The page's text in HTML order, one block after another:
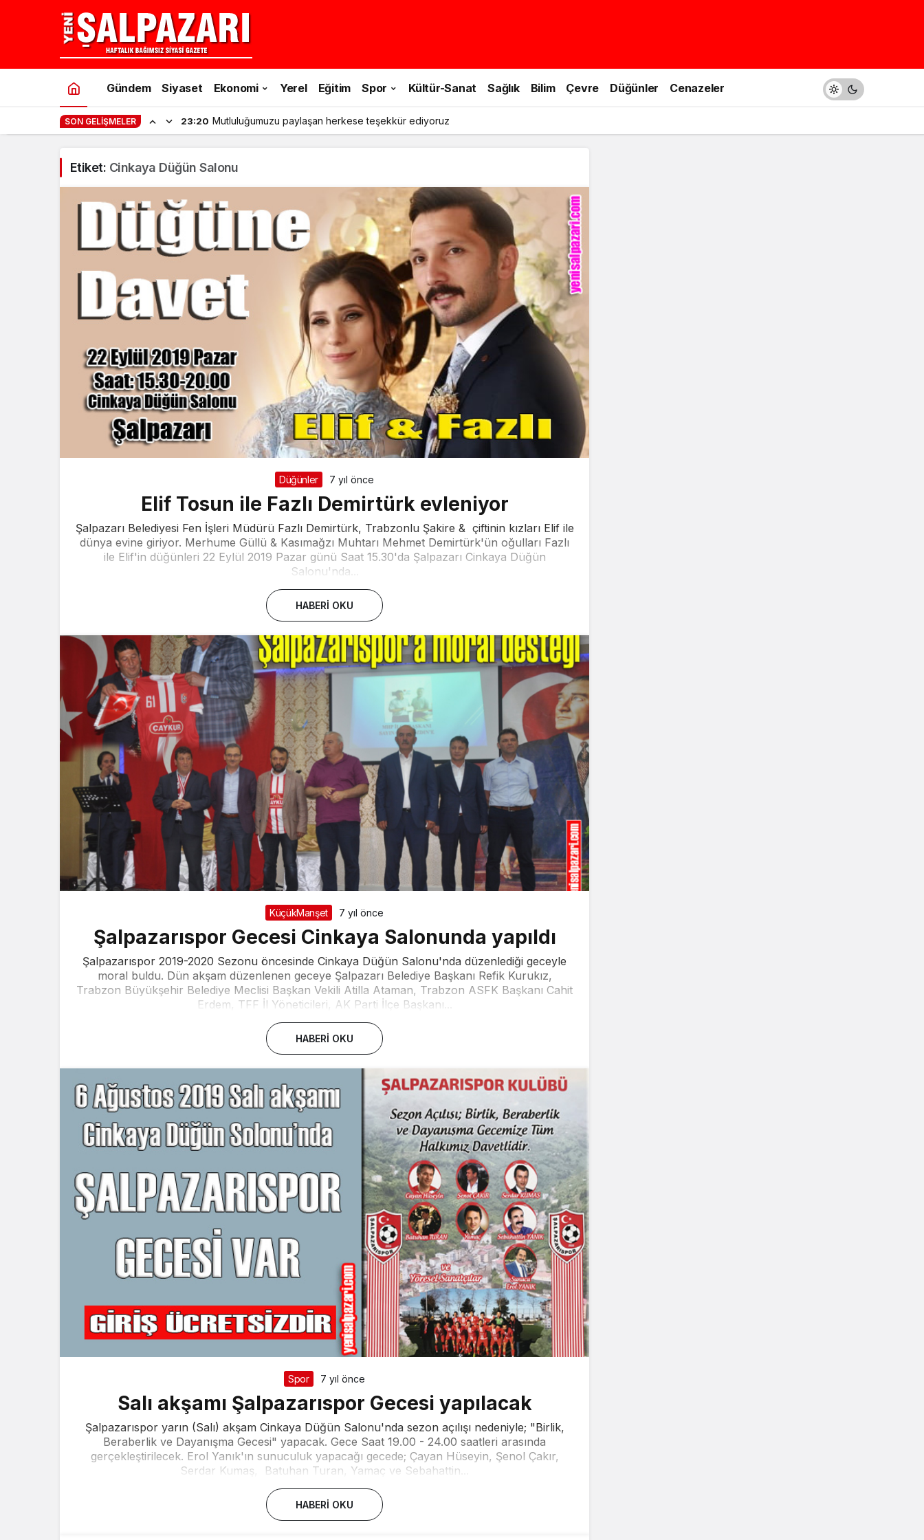
Gündem Siyaset Ekonomi Yerel Eğitim Spor Kültür-Sanat Sağlık Bilim Çevre Düğünler Cenazeler
SON GELIŞMELER 23:20 Mutluluğumuzu paylaşan herkese teşekkür ediyoruz
Etiket: Cinkaya Düğün Salonu
Düğünler 7 yıl önce
Elif Tosun ile Fazlı Demirtürk evleniyor
Şalpazarı Belediyesi Fen İşleri Müdürü Fazlı Demirtürk, Trabzonlu Şakire & çiftinin kızları Elif ile
dünya evine giriyor. Merhume Güllü & Kasımağzı Muhtarı Mehmet Demirtürk'ün oğulları Fazlı
ile Elif'in düğünleri 22 Eylül 2019 Pazar günü Saat 15.30'da Şalpazarı Cinkaya Düğün
Salonu'nda...
HABERI OKU
KüçükManşet 7 yıl önce
Şalpazarıspor Gecesi Cinkaya Salonunda yapıldı
Şalpazarıspor 2019-2020 Sezonu öncesinde Cinkaya Düğün Salonu'nda düzenlediği geceyle
moral buldu. Dün akşam düzenlenen geceye Şalpazarı Belediye Başkanı Refik Kurukız,
Trabzon Büyükşehir Belediye Meclisi Başkan Vekili Atilla Ataman, Trabzon ASFK Başkanı Cahit
Erdem, TFF İl Yöneticileri, AK Parti İlçe Başkanı...
HABERI OKU
Spor 7 yıl önce
Salı akşamı Şalpazarıspor Gecesi yapılacak
Şalpazarıspor yarın (Salı) akşam Cinkaya Düğün Salonu'nda sezon açılışı nedeniyle; "Birlik,
Beraberlik ve Dayanışma Gecesi" yapacak. Gece Saat 19.00 - 24.00 saatleri arasında
gerçekleştirilecek. Erol Yanık'ın sunuculuk yapacağı gecede; Çayan Hüseyin, Şenol Çakır,
Serdar Kumaş, Batuhan Turan, Yamaç ve Sebahattin...
HABERI OKU